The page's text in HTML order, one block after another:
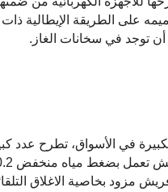
توجد في سخانات الغاز.